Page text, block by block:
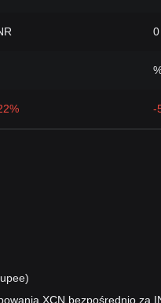
-
XCN bezpośrednio za